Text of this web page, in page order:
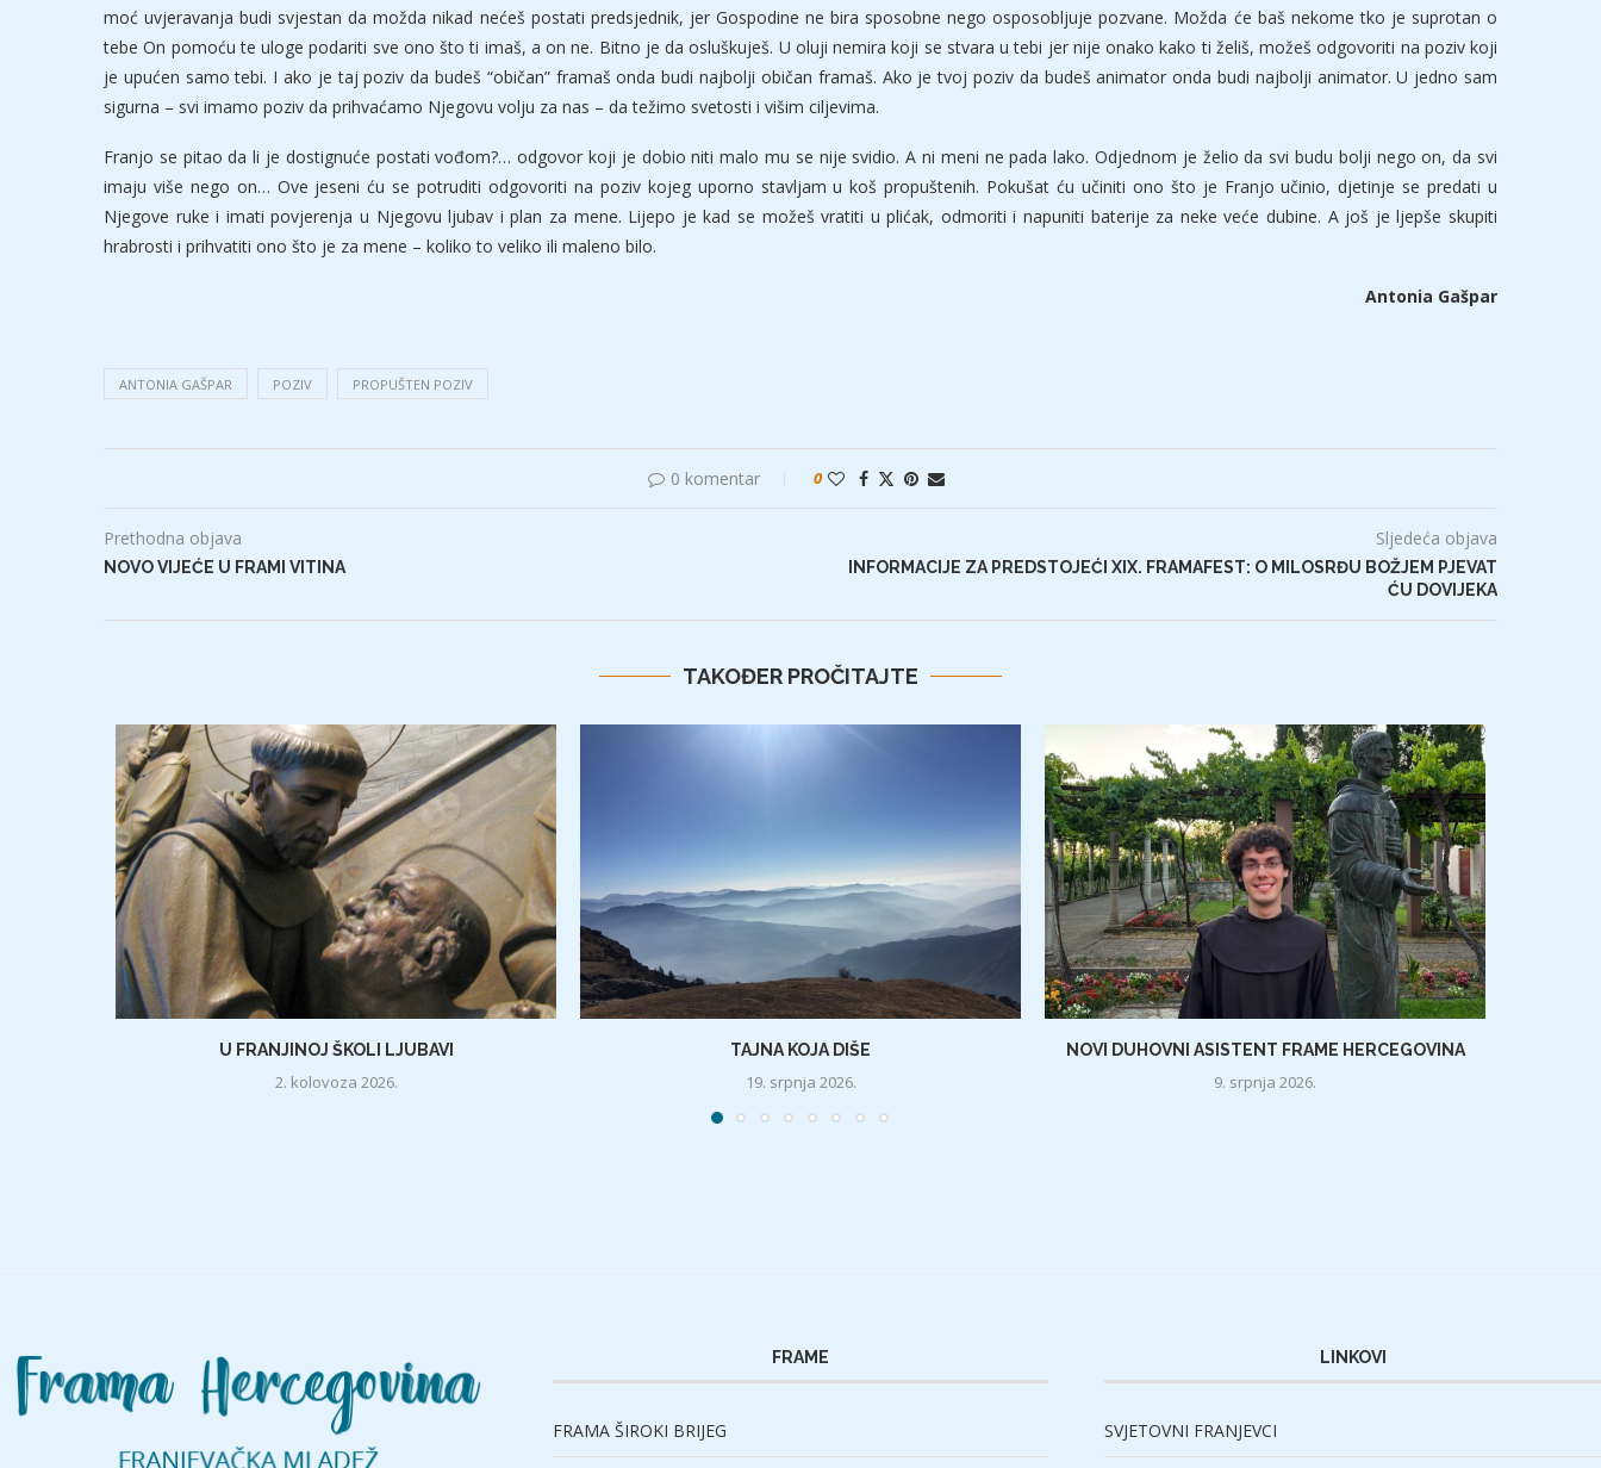
moć uvjeravanja budi svjestan da možda nikad nećeš postati predsjednik, jer Gospodine ne bira sposobne nego osposobljuje pozvane. Možda će baš nekome tko je suprotan o
tebe On pomoću te uloge podariti sve ono što ti imaš, a on ne. Bitno je da osluškuješ. U oluji nemira koji se stvara u tebi jer nije onako kako ti želiš, možeš odgovoriti na poziv koji
je upućen samo tebi. I ako je taj poziv da budeš “običan” framaš onda budi najbolji običan framaš. Ako je tvoj poziv da budeš animator onda budi najbolji animator. U jedno sam
sigurna – svi imamo poziv da prihvaćamo Njegovu volju za nas – da težimo svetosti i višim ciljevima.
Franjo se pitao da li je dostignuće postati vođom?… odgovor koji je dobio niti malo mu se nije svidio. A ni meni ne pada lako. Odjednom je želio da svi budu bolji nego on, da svi
imaju više nego on… Ove jeseni ću se potruditi odgovoriti na poziv kojeg uporno stavljam u koš propuštenih. Pokušat ću učiniti ono što je Franjo učinio, djetinje se predati u
Njegove ruke i imati povjerenja u Njegovu ljubav i plan za mene. Lijepo je kad se možeš vratiti u plićak, odmoriti i napuniti baterije za neke veće dubine. A još je ljepše skupiti
hrabrosti i prihvatiti ono što je za mene – koliko to veliko ili maleno bilo.
Antonia Gašpar
ANTONIA GAŠPAR POZIV PROPUŠTEN POZIV
0 komentar 0
Prethodna objava
NOVO VIJEĆE U FRAMI VITINA
Sljedeća objava
INFORMACIJE ZA PREDSTOJEĆI XIX. FRAMAFEST: O MILOSRĐU BOŽJEM PJEVAT
ĆU DOVIJEKA
TAKOĐER PROČITAJTE
U FRANJINOJ ŠKOLI LJUBAVI
2. kolovoza 2026.
TAJNA KOJA DIŠE
19. srpnja 2026.
NOVI DUHOVNI ASISTENT FRAME HERCEGOVINA
9. srpnja 2026.
FRAME
FRAMA ŠIROKI BRIJEG
LINKOVI
SVJETOVNI FRANJEVCI